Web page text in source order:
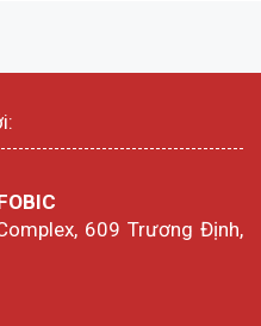
609 Trương Định,